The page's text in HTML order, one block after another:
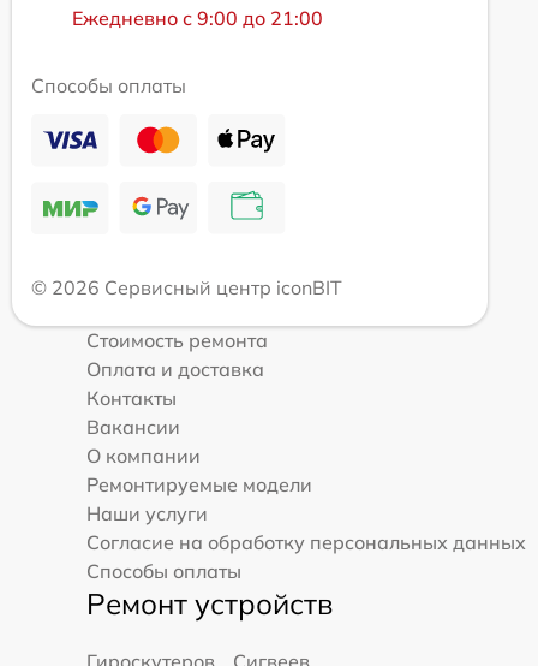
Ежедневно с 9:00 до 21:00
Способы оплаты
© 2026 Сервисный центр iconBIT
Стоимость ремонта
Оплата и доставка
Контакты
Вакансии
О компании
Ремонтируемые модели
Наши услуги
Согласие на обработку персональных данных
Способы оплаты
Ремонт устройств